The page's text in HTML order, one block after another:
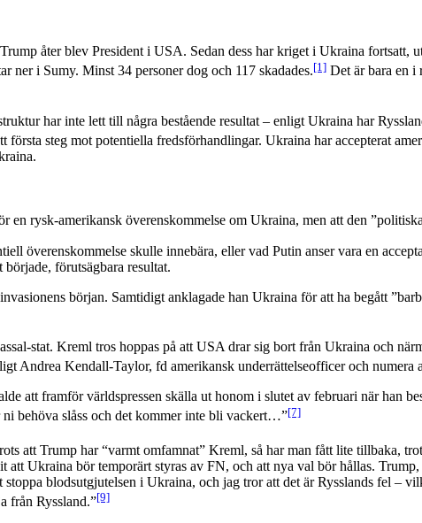
åter blev President i USA. Sedan dess har kriget i Ukraina fortsatt,
ner i Sumy. Minst 34 personer dog och 117 skadades.[1] Det är bara en i
har inte lett till några bestående resultat – enligt Ukraina har
första steg mot potentiella fredsförhandlingar. Ukraina har accepterat
rysk-amerikansk överenskommelse om Ukraina, men att den
överenskommelse skulle innebära, eller vad Putin anser vara en
förutsägbara resultat.
början. Samtidigt anklagade han Ukraina för att ha begått
stat. Kreml tros hoppas på att USA drar sig bort från Ukraina och
Andrea Kendall-Taylor, fd amerikansk underrättelseofficer och
att framför världspressen skälla ut honom i slutet av februari när han
behöva slåss och det kommer inte bli vackert…”[7]
att Trump har “varmt omfamnat” Kreml, så har man fått lite tillbaka,
Ukraina bör temporärt styras av FN, och att nya val bör hållas.
blodsutgjutelsen i Ukraina, och jag tror att det är Rysslands fel –
från Ryssland.”[9]